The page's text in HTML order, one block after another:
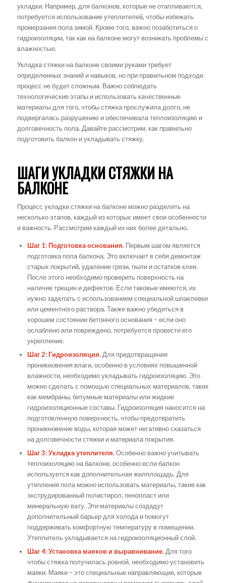
укладки. Например, для балконов, которые не отапливаются,
потребуется использование утеплителей, чтобы избежать
промерзания пола зимой. Кроме того, важно позаботиться о
гидроизоляции, так как на балконе могут возникать проблемы с
влажностью.
Укладка стяжки на балконе своими руками требует
определенных знаний и навыков, но при правильном подходе
процесс не будет сложным. Важно соблюдать
технологические этапы и использовать качественные
материалы для того, чтобы стяжка прослужила долго, не
подвергалась разрушению и обеспечивала теплоизоляцию и
долговечность пола. Давайте рассмотрим, как правильно
подготовить балкон и укладывать стяжку.
ШАГИ УКЛАДКИ СТЯЖКИ НА
БАЛКОНЕ
Процесс укладки стяжки на балконе можно разделить на
несколько этапов, каждый из которых имеет свои особенности
и важность. Рассмотрим каждый из них более детально.
Шаг 1: Подготовка основания.Первым шагом является
подготовка пола балкона. Это включает в себя демонтаж
старых покрытий, удаление грязи, пыли и остатков клея.
После этого необходимо проверить поверхность на
наличие трещин и дефектов. Если таковые имеются, их
нужно заделать с использованием специальной шпаклевки
или цементного раствора. Также важно убедиться в
хорошем состоянии бетонного основания – если оно
ослаблено или повреждено, потребуется провести его
укрепление.
Шаг 2: Гидроизоляция.Для предотвращения
проникновения влаги, особенно в условиях повышенной
влажности, необходимо укладывать гидроизоляцию. Это
можно сделать с помощью специальных материалов, таких
как мембраны, битумные материалы или жидкие
гидроизоляционные составы. Гидроизоляция наносится на
подготовленную поверхность, чтобы предотвратить
проникновение воды, которая может негативно сказаться
на долговечности стяжки и материала покрытия.
Шаг 3: Укладка утеплителя.Особенно важно учитывать
теплоизоляцию на балконе, особенно если балкон
используется как дополнительная жилплощадь. Для
утепления пола можно использовать материалы, такие как
экструдированный полистирол, пенопласт или
минеральную вату. Эти материалы создадут
дополнительный барьер для холода и помогут
поддерживать комфортную температуру в помещении.
Утеплитель укладывается на гидроизоляционный слой.
Шаг 4: Установка маяков и выравнивание.Для того
чтобы стяжка получилась ровной, необходимо установить
маяки. Маяки – это специальные направляющие, которые